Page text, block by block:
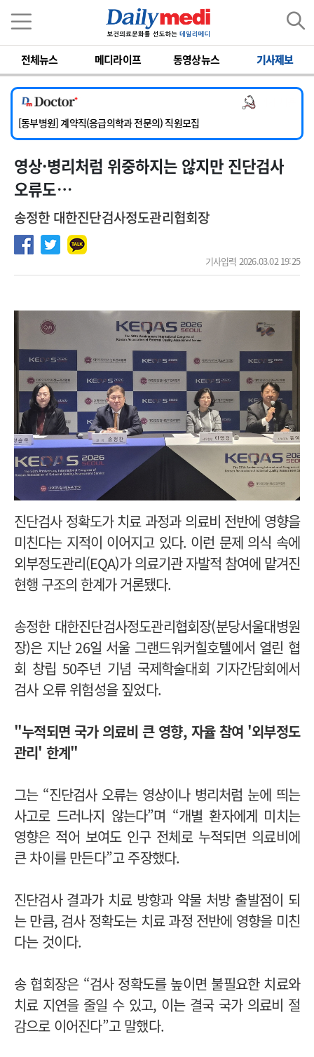
전체뉴스 메디라이프 동영상뉴스 기사제보
[서울아산병원] 2026년 하반기 인턴 모집
[영남대학교의료원] 마취통증의학과 임기제 임상의사 채용
[충남대학교병원] 소아청소년과(소아응급전담) 계약직 의사 공개채용
[동부병원] 계약직(응급의학과 전문의) 직원모집
[이대목동병원] 하반기 전공의(레지던트1년차) 모집
[서울아산병원] 2026년 하반기 인턴 모집
[영남대학교의료원] 마취통증의학과 임기제 임상의사 채용
영상·병리처럼 위중하지는 않지만 진단검사
오류도…
송정한 대한진단검사정도관리협회장
기사입력 2026.03.02 19:25
진단검사 정확도가 치료 과정과 의료비 전반에 영향을
미친다는 지적이 이어지고 있다. 이런 문제 의식 속에
외부정도관리(EQA)가 의료기관 자발적 참여에 맡겨진
현행 구조의 한계가 거론됐다.
송정한 대한진단검사정도관리협회장(분당서울대병원
장)은 지난 26일 서울 그랜드워커힐호텔에서 열린 협
회 창립 50주년 기념 국제학술대회 기자간담회에서
검사 오류 위험성을 짚었다.
"누적되면 국가 의료비 큰 영향, 자율 참여 '외부정도
관리' 한계"
그는 “진단검사 오류는 영상이나 병리처럼 눈에 띄는
사고로 드러나지 않는다”며 “개별 환자에게 미치는
영향은 적어 보여도 인구 전체로 누적되면 의료비에
큰 차이를 만든다”고 주장했다.
진단검사 결과가 치료 방향과 약물 처방 출발점이 되
는 만큼, 검사 정확도는 치료 과정 전반에 영향을 미친
다는 것이다.
송 협회장은 “검사 정확도를 높이면 불필요한 치료와
치료 지연을 줄일 수 있고, 이는 결국 국가 의료비 절
감으로 이어진다”고 말했다.